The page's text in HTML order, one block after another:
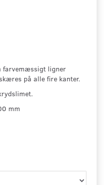
farvemæssigt ligner
på alle fire kanter.
mm